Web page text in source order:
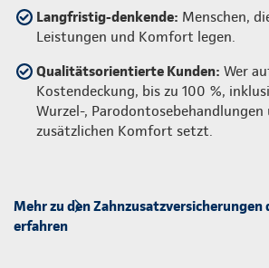
Langfristig-denkende: Menschen,
Leistungen und Komfort legen.
Qualitätsorientierte Kunden: Wer
Kostendeckung, bis zu 100 %,
Wurzel-,
zusätzlichen Komfort setzt.
Mehr zu den
erfahren